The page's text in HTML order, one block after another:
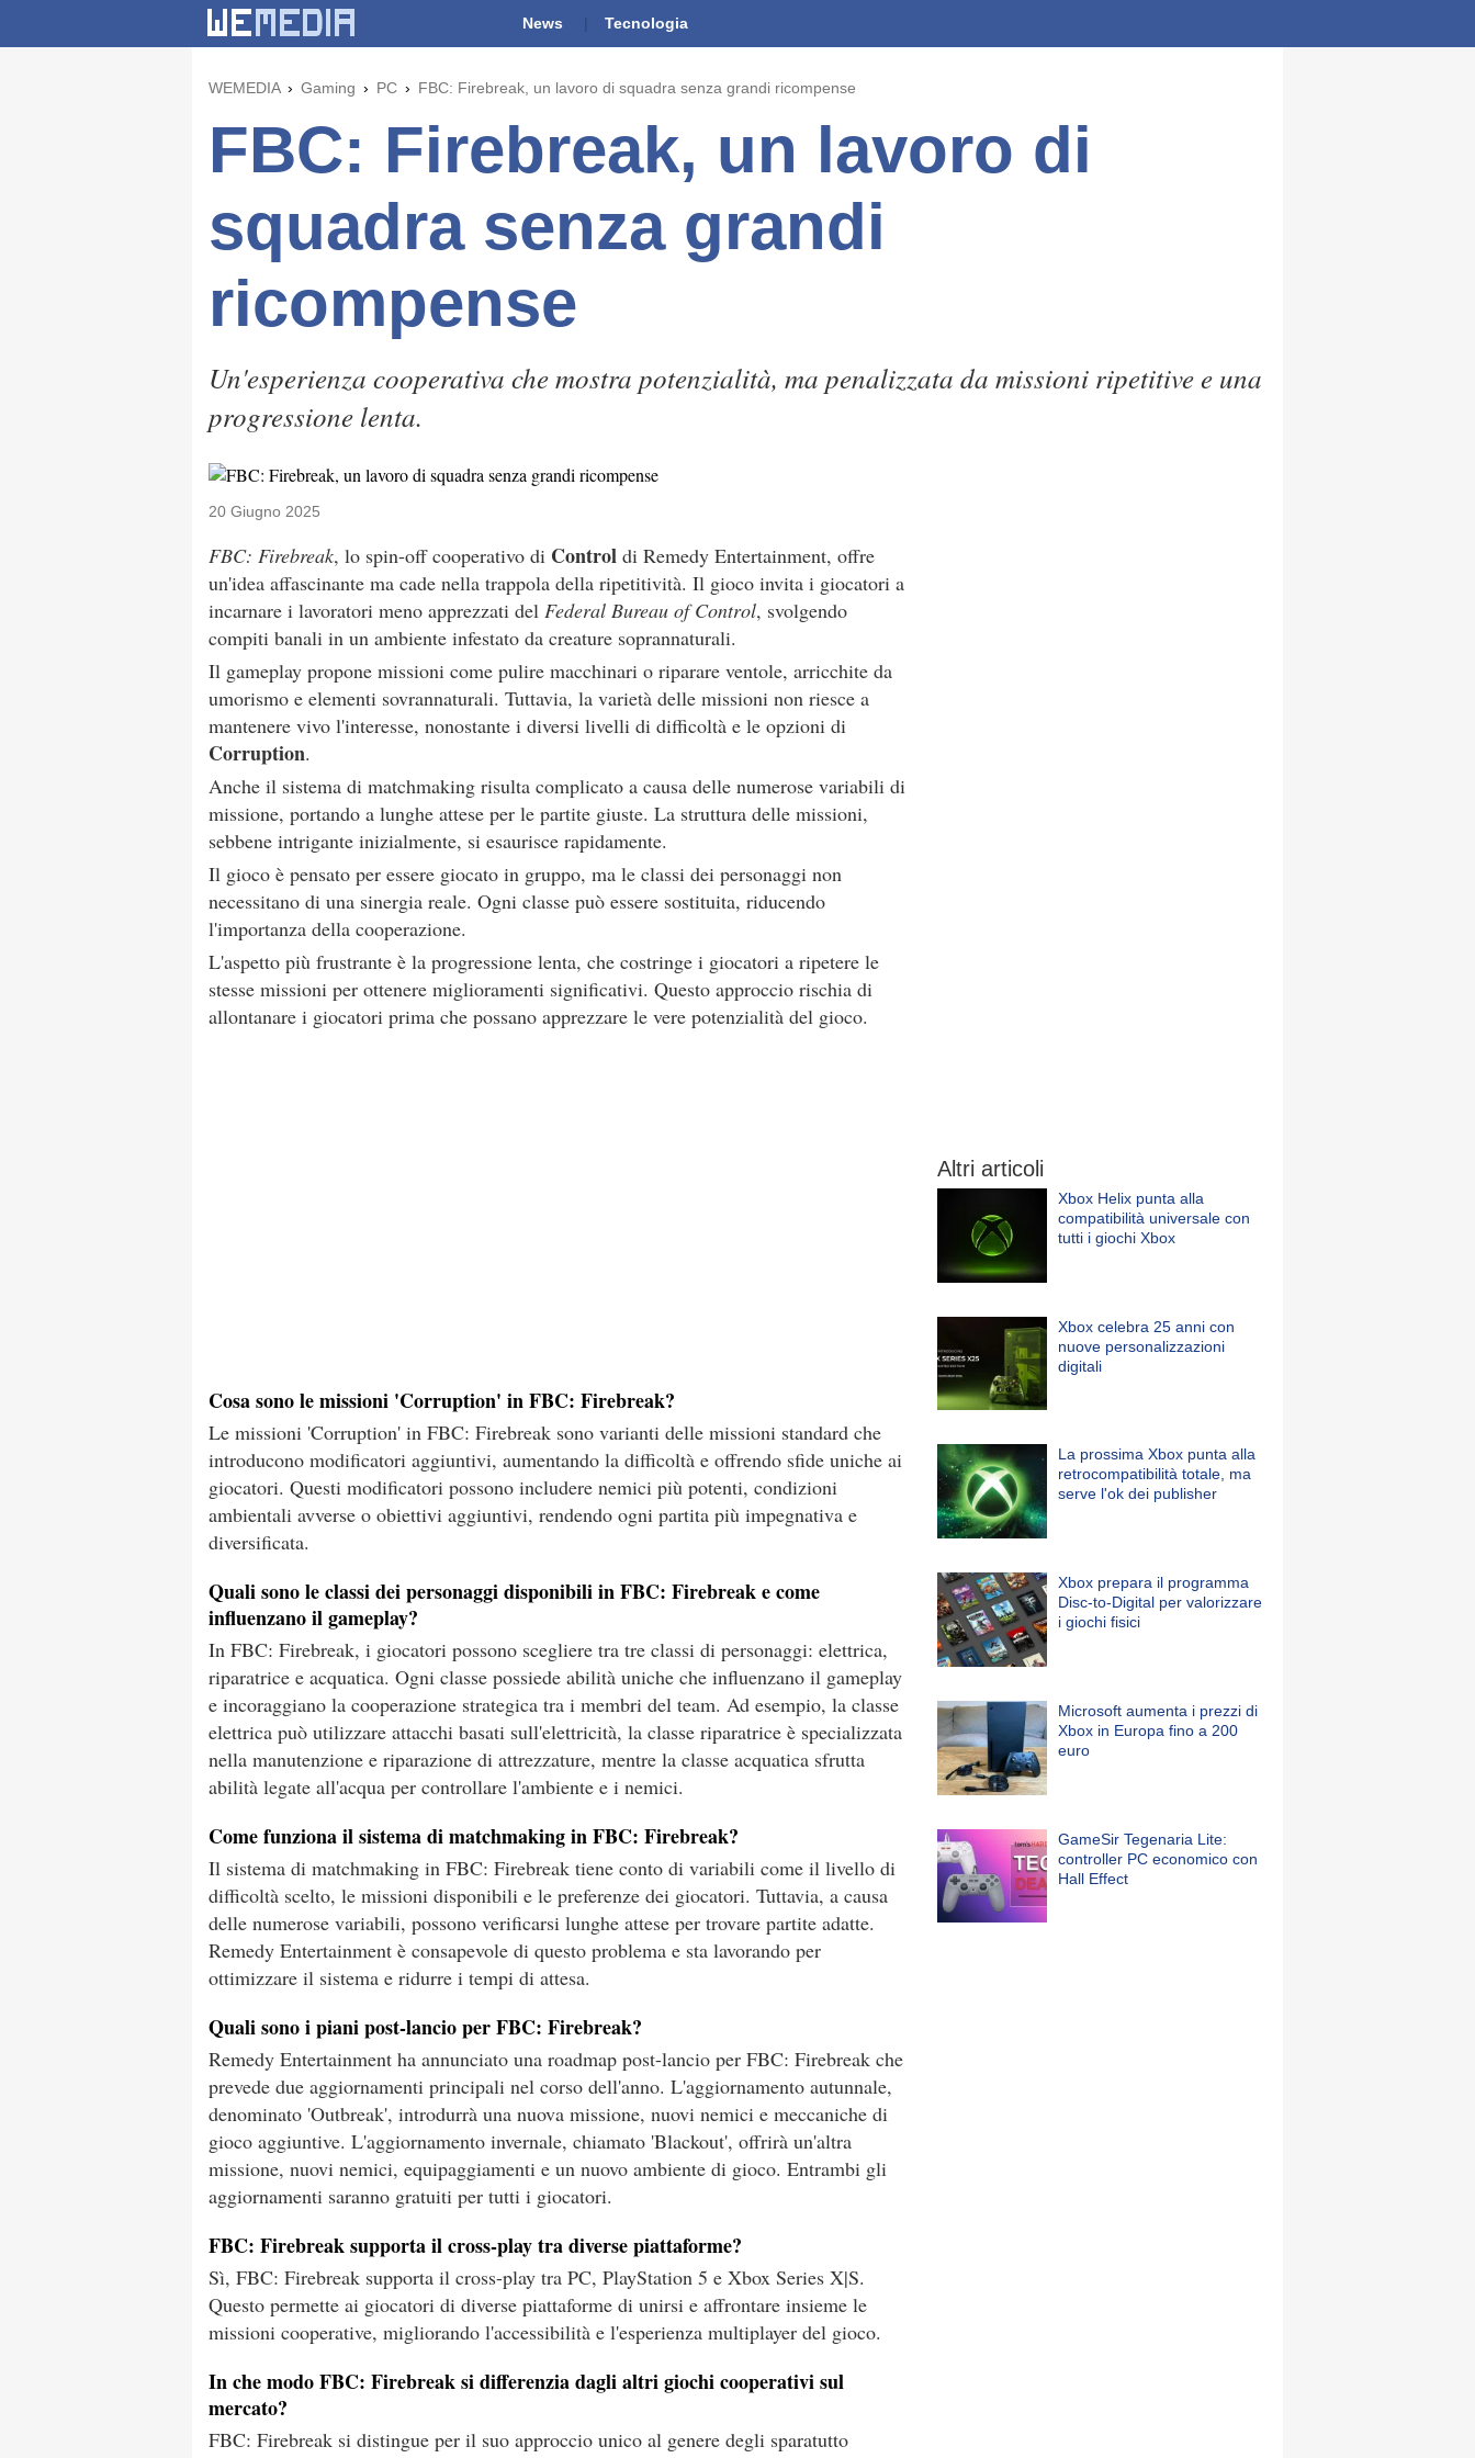
News Tecnologia
WEMEDIA Gaming PC FBC: Firebreak, un lavoro di squadra senza grandi ricompense
FBC: Firebreak, un lavoro di
squadra senza grandi
ricompense
Un'esperienza cooperativa che mostra potenzialità, ma penalizzata da missioni ripetitive e una
progressione lenta.
20 Giugno 2025
FBC: Firebreak, lo spin-off cooperativo di Control di Remedy Entertainment, offre
un'idea affascinante ma cade nella trappola della ripetitività. Il gioco invita i giocatori a
incarnare i lavoratori meno apprezzati del Federal Bureau of Control, svolgendo
compiti banali in un ambiente infestato da creature soprannaturali.
Il gameplay propone missioni come pulire macchinari o riparare ventole, arricchite da
umorismo e elementi sovrannaturali. Tuttavia, la varietà delle missioni non riesce a
mantenere vivo l'interesse, nonostante i diversi livelli di difficoltà e le opzioni di
Corruption.
Anche il sistema di matchmaking risulta complicato a causa delle numerose variabili di
missione, portando a lunghe attese per le partite giuste. La struttura delle missioni,
sebbene intrigante inizialmente, si esaurisce rapidamente.
Il gioco è pensato per essere giocato in gruppo, ma le classi dei personaggi non
necessitano di una sinergia reale. Ogni classe può essere sostituita, riducendo
l'importanza della cooperazione.
L'aspetto più frustrante è la progressione lenta, che costringe i giocatori a ripetere le
stesse missioni per ottenere miglioramenti significativi. Questo approccio rischia di
allontanare i giocatori prima che possano apprezzare le vere potenzialità del gioco.
Cosa sono le missioni 'Corruption' in FBC: Firebreak?
Le missioni 'Corruption' in FBC: Firebreak sono varianti delle missioni standard che
introducono modificatori aggiuntivi, aumentando la difficoltà e offrendo sfide uniche ai
giocatori. Questi modificatori possono includere nemici più potenti, condizioni
ambientali avverse o obiettivi aggiuntivi, rendendo ogni partita più impegnativa e
diversificata.
Quali sono le classi dei personaggi disponibili in FBC: Firebreak e come
influenzano il gameplay?
In FBC: Firebreak, i giocatori possono scegliere tra tre classi di personaggi: elettrica,
riparatrice e acquatica. Ogni classe possiede abilità uniche che influenzano il gameplay
e incoraggiano la cooperazione strategica tra i membri del team. Ad esempio, la classe
elettrica può utilizzare attacchi basati sull'elettricità, la classe riparatrice è specializzata
nella manutenzione e riparazione di attrezzature, mentre la classe acquatica sfrutta
abilità legate all'acqua per controllare l'ambiente e i nemici.
Come funziona il sistema di matchmaking in FBC: Firebreak?
Il sistema di matchmaking in FBC: Firebreak tiene conto di variabili come il livello di
difficoltà scelto, le missioni disponibili e le preferenze dei giocatori. Tuttavia, a causa
delle numerose variabili, possono verificarsi lunghe attese per trovare partite adatte.
Remedy Entertainment è consapevole di questo problema e sta lavorando per
ottimizzare il sistema e ridurre i tempi di attesa.
Quali sono i piani post-lancio per FBC: Firebreak?
Remedy Entertainment ha annunciato una roadmap post-lancio per FBC: Firebreak che
prevede due aggiornamenti principali nel corso dell'anno. L'aggiornamento autunnale,
denominato 'Outbreak', introdurrà una nuova missione, nuovi nemici e meccaniche di
gioco aggiuntive. L'aggiornamento invernale, chiamato 'Blackout', offrirà un'altra
missione, nuovi nemici, equipaggiamenti e un nuovo ambiente di gioco. Entrambi gli
aggiornamenti saranno gratuiti per tutti i giocatori.
FBC: Firebreak supporta il cross-play tra diverse piattaforme?
Sì, FBC: Firebreak supporta il cross-play tra PC, PlayStation 5 e Xbox Series X|S.
Questo permette ai giocatori di diverse piattaforme di unirsi e affrontare insieme le
missioni cooperative, migliorando l'accessibilità e l'esperienza multiplayer del gioco.
In che modo FBC: Firebreak si differenzia dagli altri giochi cooperativi sul
mercato?
FBC: Firebreak si distingue per il suo approccio unico al genere degli sparatutto
Altri articoli
Xbox Helix punta alla
compatibilità universale con
tutti i giochi Xbox
Xbox celebra 25 anni con
nuove personalizzazioni
digitali
La prossima Xbox punta alla
retrocompatibilità totale, ma
serve l'ok dei publisher
Xbox prepara il programma
Disc-to-Digital per valorizzare
i giochi fisici
Microsoft aumenta i prezzi di
Xbox in Europa fino a 200
euro
GameSir Tegenaria Lite:
controller PC economico con
Hall Effect